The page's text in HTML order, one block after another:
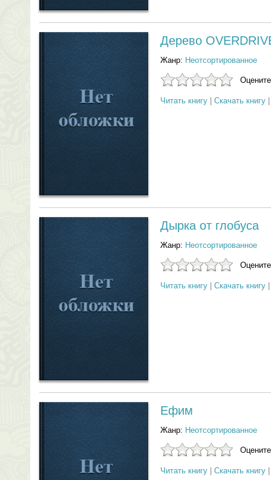
Дерево
Жанр: Неотсортированное
Читать книгу Скачать книгу
Дырка от глобуса
Жанр: Неотсортированное
Читать книгу Скачать книгу
Ефим
Жанр: Неотсортированное
Читать книгу Скачать книгу